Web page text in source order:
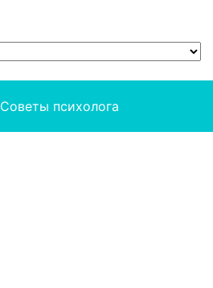
Советы психолога